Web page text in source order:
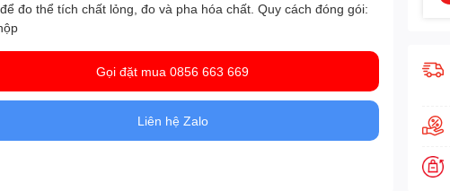
đo thể tích chất lỏng, đo và pha hóa chất .Quy cách đóng gói:
Gọi đặt mua 0856 663 669
Liên hệ Zalo